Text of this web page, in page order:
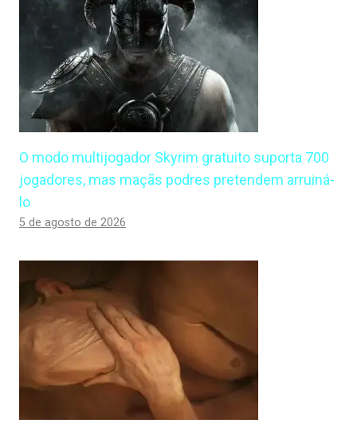
O modo multijogador Skyrim gratuito suporta 700
jogadores, mas maçãs podres pretendem arruiná-
lo
5 de agosto de 2026